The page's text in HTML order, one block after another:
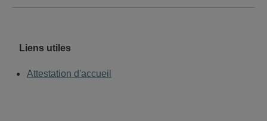
Liens utiles
Attestation d'accueil